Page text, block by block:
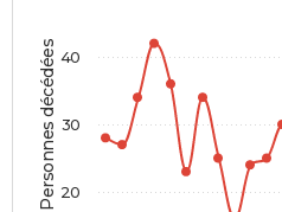
Personnes décédées 20
30
40